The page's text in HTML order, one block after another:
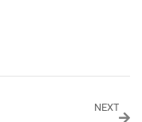
NEXT